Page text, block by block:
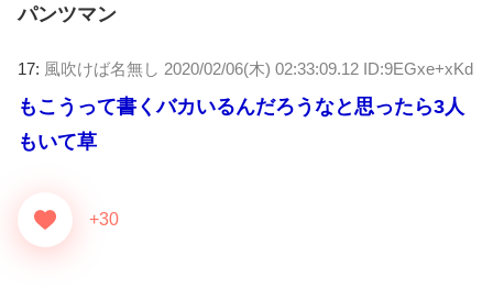
パンツマン
17: 風吹けば名無し 2020/02/06(木) 02:33:09.12 ID:9EGxe+xKd
もこうって書くバカいるんだろうなと思ったら3人
もいて草
+30